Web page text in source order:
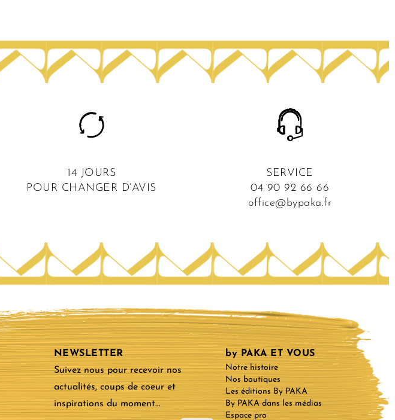
14 JOURS
POUR CHANGER D’AVIS
SERVICE
04 90 92 66 66
office@bypaka.fr
NEWSLETTER
Suivez nous pour recevoir nos
actualités, coups de coeur et
inspirations du moment…
by PAKA ET VOUS
Notre histoire
Nos boutiques
Les éditions By PAKA
By PAKA dans les médias
Espace pro